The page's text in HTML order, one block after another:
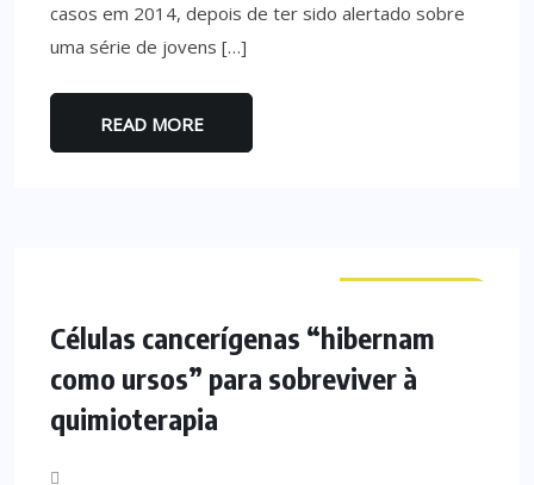
casos em 2014, depois de ter sido alertado sobre
uma série de jovens […]
READ MORE
Células cancerígenas “hibernam
como ursos” para sobreviver à
quimioterapia